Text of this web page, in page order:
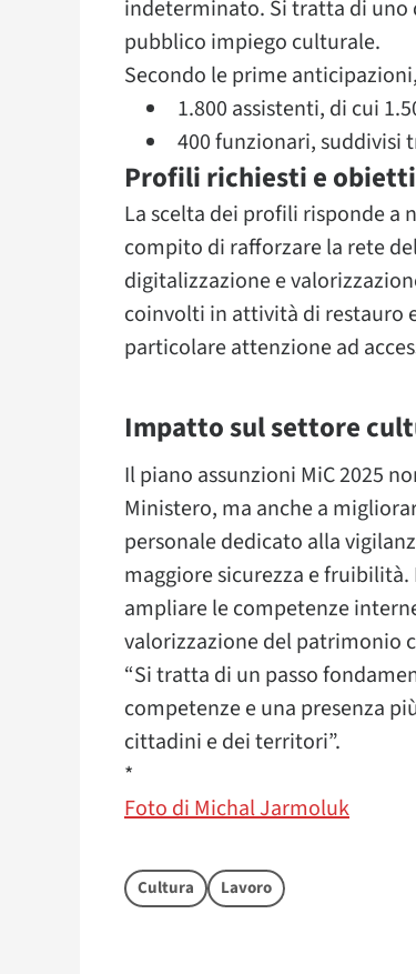
indeterminato. Si tratta di
pubblico impiego culturale.
Secondo le prime
1.800 assistenti, di cui
400 funzionari, suddivisi
Profili richiesti e
La scelta dei profili risponde a
compito di rafforzare la rete
digitalizzazione e
coinvolti in attività di restauro
particolare attenzione ad
Impatto sul settore
Il piano assunzioni MiC 2025
Ministero, ma anche a
personale dedicato alla
maggiore sicurezza e
ampliare le competenze
valorizzazione del patrimonio
“Si tratta di un passo
competenze e una presenza
cittadini e dei territori”.
*
Foto di Michal Jarmoluk
Cultura Lavoro